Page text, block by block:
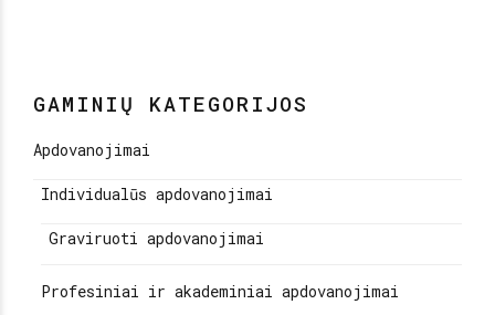
GAMINIŲ KATEGORIJOS
Apdovanojimai
Individualūs apdovanojimai
Graviruoti apdovanojimai
Profesiniai ir akademiniai apdovanojimai